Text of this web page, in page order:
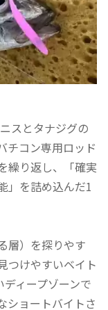
スとタナジグの
チコン専用ロッド
繰り返し、「確実
」を詰め込んだ1
層）を探りやす
つけやすいベイト
ィープゾーンで
ショートバイトさ